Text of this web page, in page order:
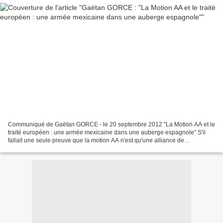
Communiqué de Gaëtan GORCE - le 20 septembre 2012 "La Motion AA et le
traité européen : une armée mexicaine dans une auberge espagnole" S'il
fallait une seule preuve que la motion AA n'est qu'une alliance de